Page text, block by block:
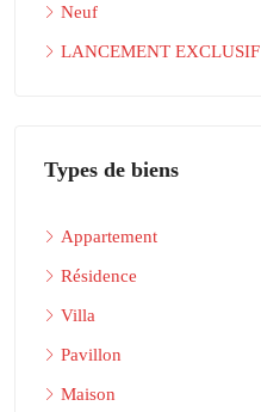
Neuf
LANCEMENT EXCLUSIF
Types de biens
Appartement
Résidence
Villa
Pavillon
Maison